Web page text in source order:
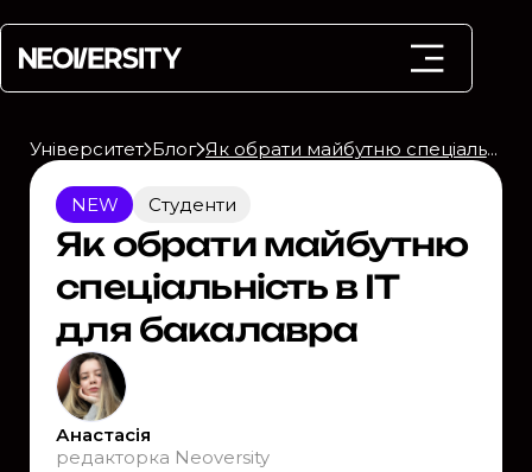
Університет Блог Як обрати майбутню спеціальність в IT для бакалавра
NEW Студенти
Як обрати майбутню
спеціальність в IT
для бакалавра
Анастасія
редакторка Neoversity